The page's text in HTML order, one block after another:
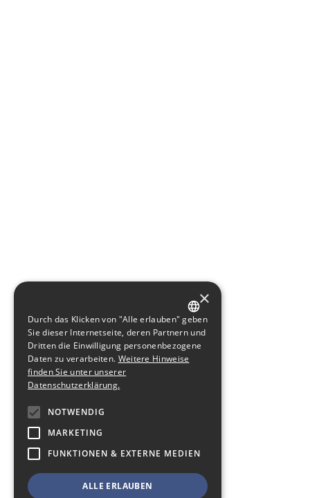
GERMAN
ENGLISH
×
Durch das Klicken von "Alle erlauben" geben
Sie dieser Internetseite, deren Partnern und
Dritten die Einwilligung personenbezogene
Daten zu verarbeiten. Weitere Hinweise
finden Sie unter unserer
Datenschutzerklärung.
NOTWENDIG
MARKETING
FUNKTIONEN & EXTERNE MEDIEN
ALLE ERLAUBEN